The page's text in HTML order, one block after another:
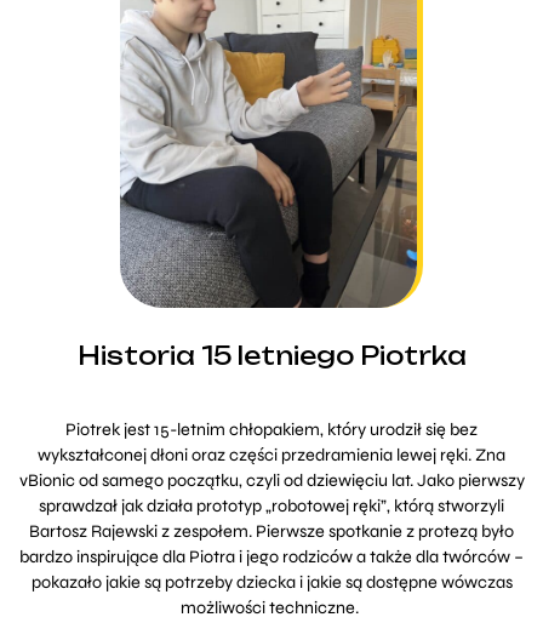
Historia 15 letniego Piotrka
Piotrek jest 15-letnim chłopakiem, który urodził się bez
wykształconej dłoni oraz części przedramienia lewej ręki. Zna
vBionic od samego początku, czyli od dziewięciu lat. Jako pierwszy
sprawdzał jak działa prototyp „robotowej ręki”, którą stworzyli
Bartosz Rajewski z zespołem. Pierwsze spotkanie z protezą było
bardzo inspirujące dla Piotra i jego rodziców a także dla twórców –
pokazało jakie są potrzeby dziecka i jakie są dostępne wówczas
możliwości techniczne.